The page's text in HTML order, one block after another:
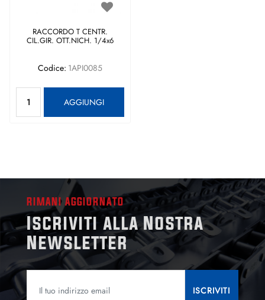
RACCORDO T CENTR.
CIL.GIR. OTT.NICH. 1/4x6
Codice: 1API0085
AGGIUNGI
RIMANI AGGIORNATO
Iscriviti alla Nostra
Newsletter